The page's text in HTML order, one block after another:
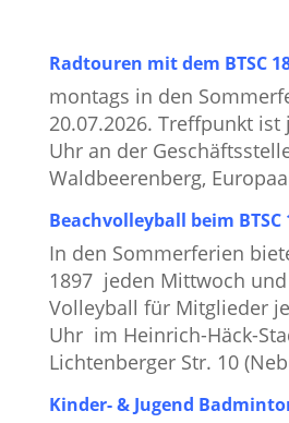
Radtouren mit dem BTSC
montags in den
20.07.2026. Treffpunkt
Uhr an der
Waldbeerenberg,
Beachvolleyball beim BTSC
In den Sommerferien
1897 jeden Mittwoch und
Volleyball für Mitglieder
Uhr im Heinrich-Häck-
Lichtenberger Str. 10
Kinder- & Jugend